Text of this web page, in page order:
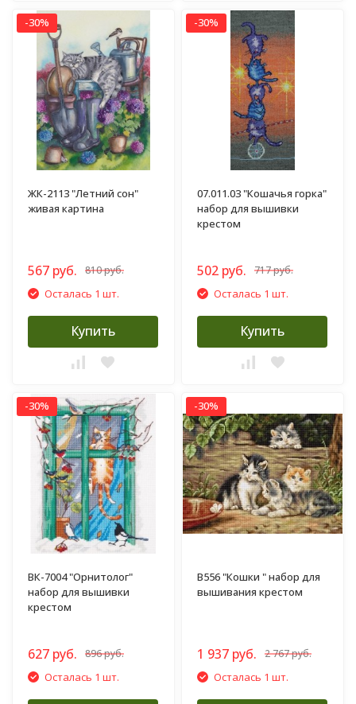
-30%
ЖК-2113 "Летний сон"
живая картина
567 руб. 810 руб.
Осталась 1 шт.
Купить
-30%
07.011.03 "Кошачья горка"
набор для вышивки
крестом
502 руб. 717 руб.
Осталась 1 шт.
Купить
-30%
ВК-7004 "Орнитолог"
набор для вышивки
крестом
627 руб. 896 руб.
Осталась 1 шт.
-30%
B556 "Кошки " набор для
вышивания крестом
1 937 руб. 2 767 руб.
Осталась 1 шт.